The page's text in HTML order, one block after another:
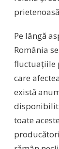
Pe lângă
România
fluctuațiile
care
există
toate